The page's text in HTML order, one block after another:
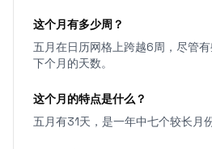
这个月有多少周？
五月在日历网格上跨越6周，尽管
下个月的天数。
这个月的特点是什么？
五月有31天，是一年中七个较长月